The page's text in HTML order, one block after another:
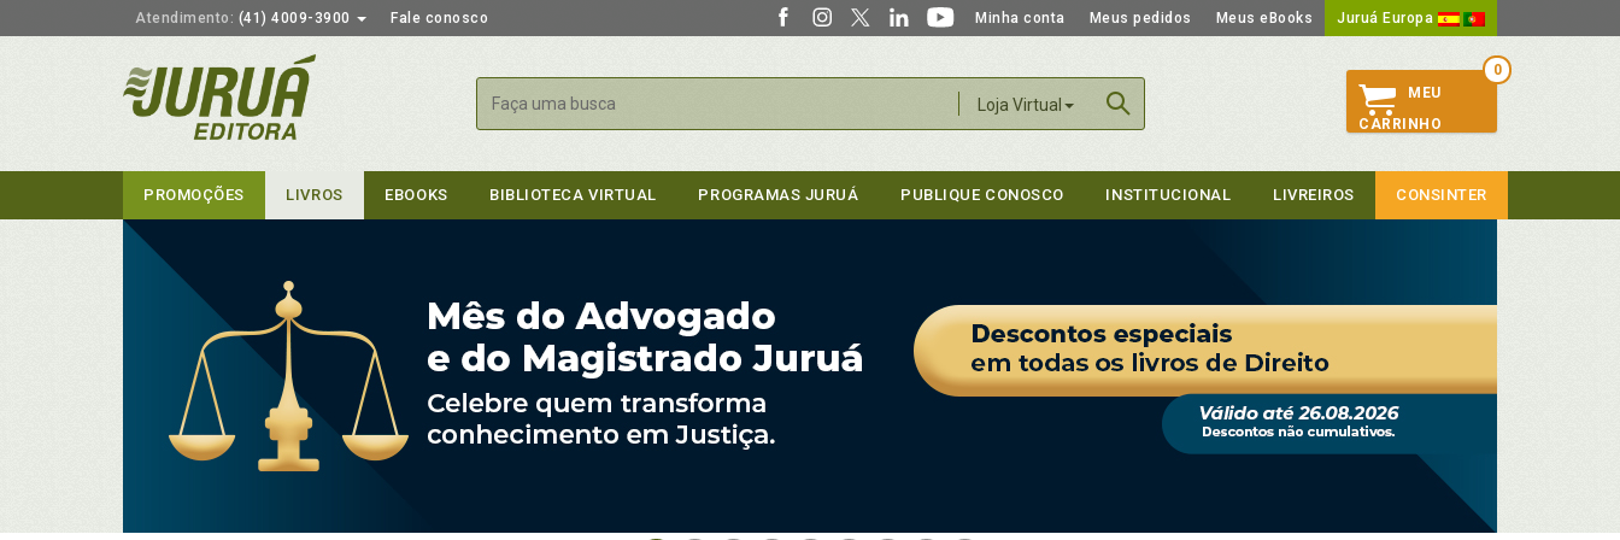
Atendimento: (41) 4009-3900 Fale conosco Minha conta Meus pedidos Meus eBooks Juruá Europa
Loja Virtual
Buscar
0
MEU
CARRINHO
PROMOÇÕES LIVROS EBOOKS BIBLIOTECA VIRTUAL PROGRAMAS JURUÁ PUBLIQUE CONOSCO INSTITUCIONAL LIVREIROS CONSINTER